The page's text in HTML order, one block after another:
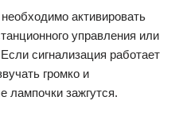
активировать
управления или
сигнализация работает
громко и
лампочки зажгутся.